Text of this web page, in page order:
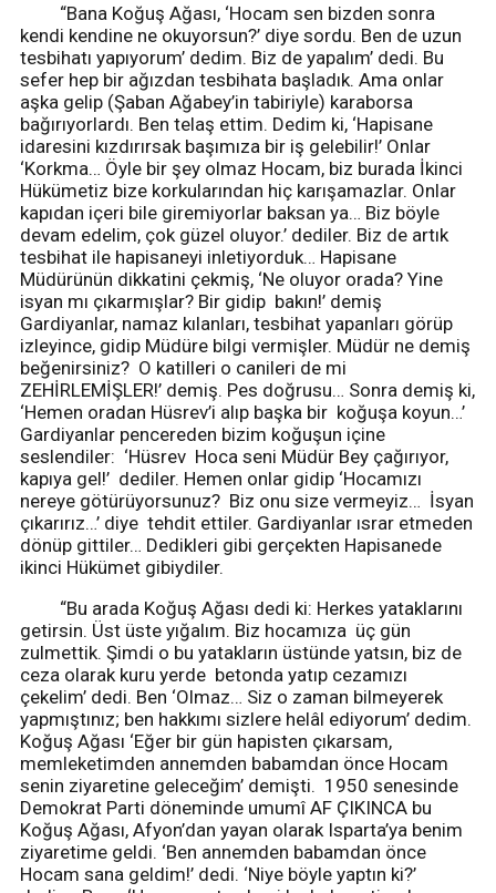
“Bana Koğuş Ağası, ‘Hocam sen bizden sonra
kendi kendine ne okuyorsun?’ diye sordu. Ben de uzun
tesbihatı yapıyorum’ dedim. Biz de yapalım’ dedi. Bu
sefer hep bir ağızdan tesbihata başladık. Ama onlar
aşka gelip (Şaban Ağabey’in tabiriyle) karaborsa
bağırıyorlardı. Ben telaş ettim. Dedim ki, ‘Hapisane
idaresini kızdırırsak başımıza bir iş gelebilir!’ Onlar
‘Korkma… Öyle bir şey olmaz Hocam, biz burada İkinci
Hükümetiz bize korkularından hiç karışamazlar. Onlar
kapıdan içeri bile giremiyorlar baksan ya… Biz böyle
devam edelim, çok güzel oluyor.’ dediler. Biz de artık
tesbihat ile hapisaneyi inletiyorduk… Hapisane
Müdürünün dikkatini çekmiş, ‘Ne oluyor orada? Yine
isyan mı çıkarmışlar? Bir gidip bakın!’ demiş
Gardiyanlar, namaz kılanları, tesbihat yapanları görüp
izleyince, gidip Müdüre bilgi vermişler. Müdür ne demiş
beğenirsiniz? O katilleri o canileri de mi
ZEHİRLEMİŞLER!’ demiş. Pes doğrusu… Sonra demiş ki,
‘Hemen oradan Hüsrev’i alıp başka bir koğuşa koyun…’
Gardiyanlar pencereden bizim koğuşun içine
seslendiler: ‘Hüsrev Hoca seni Müdür Bey çağırıyor,
kapıya gel!’ dediler. Hemen onlar gidip ‘Hocamızı
nereye götürüyorsunuz? Biz onu size vermeyiz… İsyan
çıkarırız…’ diye tehdit ettiler. Gardiyanlar ısrar etmeden
dönüp gittiler… Dedikleri gibi gerçekten Hapisanede
ikinci Hükümet gibiydiler.
“Bu arada Koğuş Ağası dedi ki: Herkes yataklarını
getirsin. Üst üste yığalım. Biz hocamıza üç gün
zulmettik. Şimdi o bu yatakların üstünde yatsın, biz de
ceza olarak kuru yerde betonda yatıp cezamızı
çekelim’ dedi. Ben ‘Olmaz… Siz o zaman bilmeyerek
yapmıştınız; ben hakkımı sizlere helâl ediyorum’ dedim.
Koğuş Ağası ‘Eğer bir gün hapisten çıkarsam,
memleketimden annemden babamdan önce Hocam
senin ziyaretine geleceğim’ demişti. 1950 senesinde
Demokrat Parti döneminde umumî AF ÇIKINCA bu
Koğuş Ağası, Afyon’dan yayan olarak Isparta’ya benim
ziyaretime geldi. ‘Ben annemden babamdan önce
Hocam sana geldim!’ dedi. ‘Niye böyle yaptın ki?’